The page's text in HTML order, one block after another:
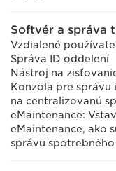
Softvér a správa
Vzdialené
Správa ID oddelení
Nástroj na
Konzola pre správu
na centralizovanú
eMaintenance:
eMaintenance, ako
správu